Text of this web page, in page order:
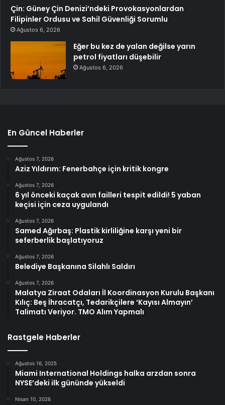
Çin: Güney Çin Denizi’ndeki Provokasyonlardan
Filipinler Ordusu ve Sahil Güvenliği Sorumlu
Ağustos 6, 2026
Eğer bu kez de yalan değilse yarın
petrol fiyatları düşebilir
Ağustos 6, 2026
En Güncel Haberler
Ağustos 7, 2026
Aziz Yıldırım: Fenerbahçe için kritik kongre
Ağustos 7, 2026
6 yıl önceki kaçak avın failleri tespit edildi! 5 yaban
keçisi için ceza uygulandı
Ağustos 7, 2026
Samed Ağırbaş: Plastik kirliliğine karşı yeni bir
seferberlik başlatıyoruz
Ağustos 7, 2026
Belediye Başkanına Silahlı Saldırı
Ağustos 7, 2026
Malatya Ziraat Odaları İl Koordinasyon Kurulu Başkanı
Kılıç: Beş İhracatçı, Tedarikçilere ‘Kayısı Almayın’
Talimatı Veriyor. TMO Alım Yapmalı
Rastgele Haberler
Ağustos 16, 2025
Miami International Holdings halka arzdan sonra
NYSE’deki ilk gününde yükseldi
Nisan 10, 2026